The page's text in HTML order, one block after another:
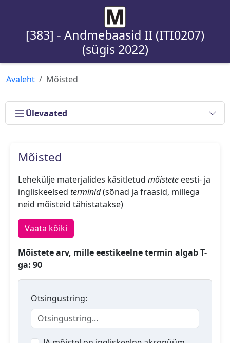
[383] - Andmebaasid II (ITI0207)
(sügis 2022)
Avaleht Mõisted
Ülevaated
Mõisted
Lehekülje materjalides käsitletud mõistete eesti- ja
ingliskeelsed terminid(sõnad ja fraasid, millega
neid mõisteid tähistatakse)
Vaata kõiki
Mõistete arv, mille eestikeelne termin algab T-
ga: 90
Otsingustring: